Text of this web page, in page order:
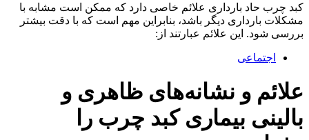
کبد چرب حاد بارداری علائم خاصی دارد که ممکن است مشابه با
مشکلات بارداری دیگر باشد، بنابراین مهم است که با دقت بیشتر
بررسی شود. این علائم عبارتند از:
اجتماعی
علائم و نشانه‌های ظاهری و
بالینی بیماری کبد چرب را